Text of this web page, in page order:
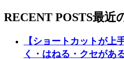
RECENT POSTS最近
【ショートカットが上
く・はねる・クセがあ